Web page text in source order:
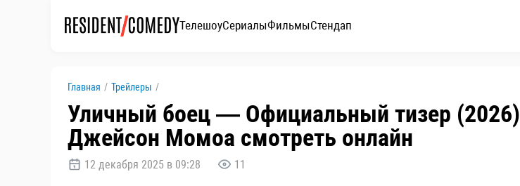
ТелешоуСериалыФильмыСтендап
Главная / Трейлеры /
Уличный боец — Официальный тизер (2026)
Джейсон Момоа смотреть онлайн
12 декабря 2025 в 09:28 11